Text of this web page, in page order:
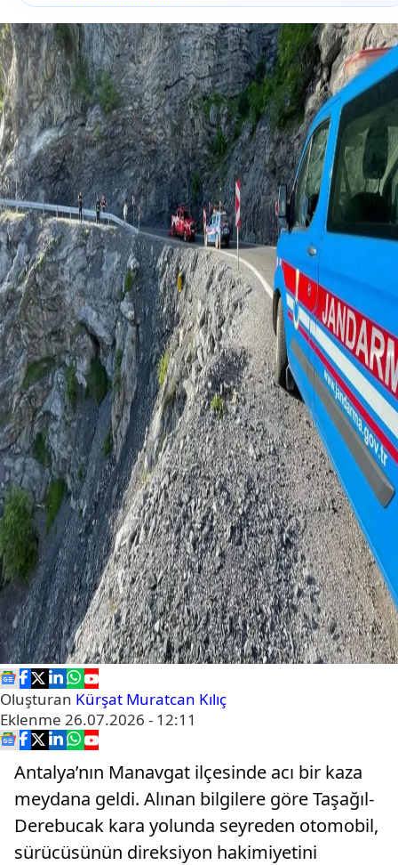
Oluşturan Kürşat Muratcan Kılıç
Eklenme 26.07.2026 - 12:11
Antalya’nın Manavgat ilçesinde acı bir kaza
meydana geldi. Alınan bilgilere göre Taşağıl-
Derebucak kara yolunda seyreden otomobil,
sürücüsünün direksiyon hakimiyetini